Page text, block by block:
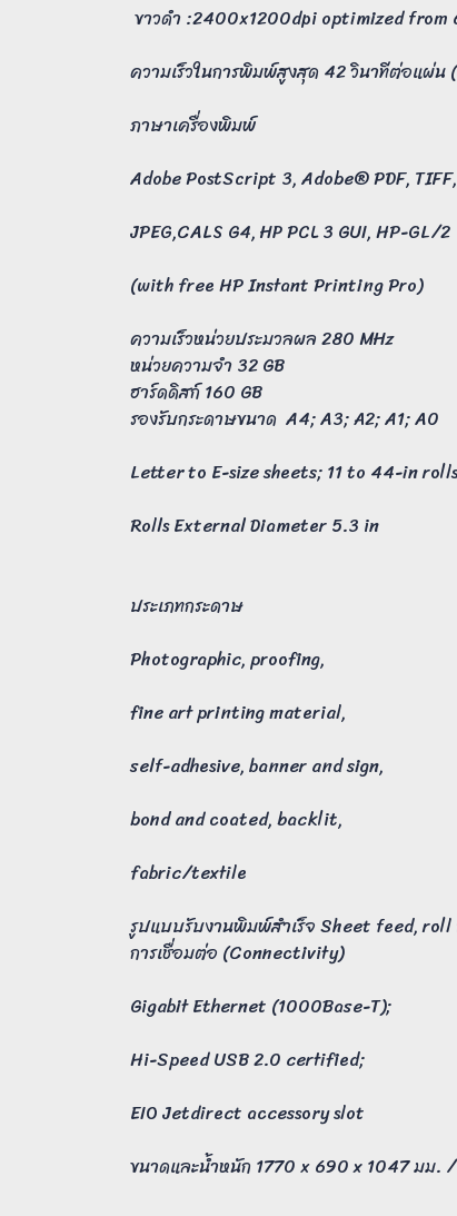
ขาวดำ :2400x1200dpi optimized
ความเร็วในการพิมพ์สูงสุด 42 วินาทีต่อแผ่น
ภาษาเครื่องพิมพ์
Adobe PostScript 3, Adobe® PDF, TIFF,
JPEG,CALS G4, HP PCL 3 GUI, HP-GL/2
(with free HP Instant Printing Pro)
ความเร็วหน่วยประมวลผล 280 MHz
หน่วยความจำ 32 GB
ฮาร์ดดิสก์ 160 GB
รองรับกระดาษขนาด A4; A3; A2; A1; A0
Letter to E-size sheets; 11 to 44-in
Rolls External Diameter 5.3 in
ประเภทกระดาษ
Photographic, proofing,
fine art printing material,
self-adhesive, banner and sign,
bond and coated, backlit,
fabric/textile
รูปแบบรับงานพิมพ์สำเร็จ Sheet feed,
การเชื่อมต่อ (Connectivity)
Gigabit Ethernet (1000Base-T);
Hi-Speed USB 2.0 certified;
EIO Jetdirect accessory slot
ขนาดและน้ำหนัก 1770 x 690 x 1047 มม.